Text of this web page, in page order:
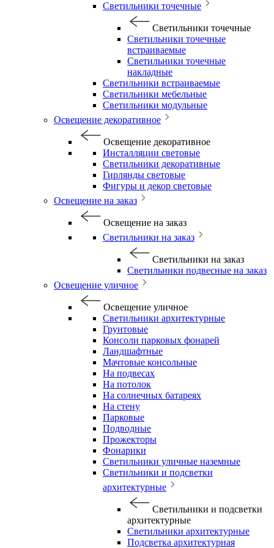
Светильники точечные
Светильники точечные
Светильники точечные
встраиваемые
Светильники точечные
накладные
Светильники встраиваемые
Светильники мебельные
Светильники модульные
Освещение декоративное
Освещение декоративное
Инсталляции световые
Светильники декоративные
Гирлянды световые
Фигуры и декор световые
Освещение на заказ
Освещение на заказ
Светильники на заказ
Светильники на заказ
Светильники подвесные на заказ
Освещение уличное
Освещение уличное
Светильники архитектурные
Грунтовые
Консоли парковых фонарей
Ландшафтные
Мачтовые консольные
На подвесах
На потолок
На солнечных батареях
На стену
Парковые
Подводные
Прожекторы
Фонарики
Светильники уличные наземные
Светильники и подсветки
архитектурные
Светильники и подсветки
архитектурные
Светильники архитектурные
Подсветка архитектурная